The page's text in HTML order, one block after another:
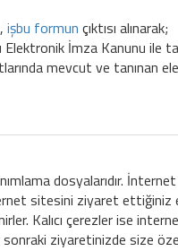
işbu formun çıktısı alınarak;
İmza Kanunu ile
mevcut ve tanınan
dosyalarıdır.
sitesini ziyaret
Kalıcı çerezler ise
sonraki ziyaretinizde size